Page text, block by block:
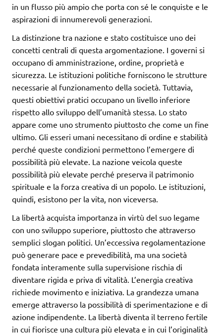
in un flusso più ampio che porta con sé le conquiste e le
aspirazioni di innumerevoli generazioni.
La distinzione tra nazione e stato costituisce uno dei
concetti centrali di questa argomentazione. I governi si
occupano di amministrazione, ordine, proprietà e
sicurezza. Le istituzioni politiche forniscono le strutture
necessarie al funzionamento della società. Tuttavia,
questi obiettivi pratici occupano un livello inferiore
rispetto allo sviluppo dell’umanità stessa. Lo stato
appare come uno strumento piuttosto che come un fine
ultimo. Gli esseri umani necessitano di ordine e stabilità
perché queste condizioni permettono l’emergere di
possibilità più elevate. La nazione veicola queste
possibilità più elevate perché preserva il patrimonio
spirituale e la forza creativa di un popolo. Le istituzioni,
quindi, esistono per la vita, non viceversa.
La libertà acquista importanza in virtù del suo legame
con uno sviluppo superiore, piuttosto che attraverso
semplici slogan politici. Un’eccessiva regolamentazione
può generare pace e prevedibilità, ma una società
fondata interamente sulla supervisione rischia di
diventare rigida e priva di vitalità. L’energia creativa
richiede movimento e iniziativa. La grandezza umana
emerge attraverso la possibilità di sperimentazione e di
azione indipendente. La libertà diventa il terreno fertile
in cui fiorisce una cultura più elevata e in cui l’originalità